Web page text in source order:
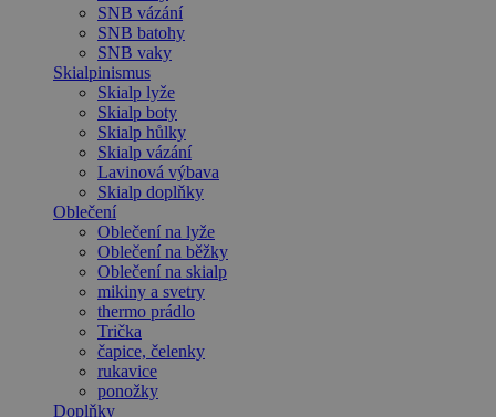
SNB vázání
SNB batohy
SNB vaky
Skialpinismus
Skialp lyže
Skialp boty
Skialp hůlky
Skialp vázání
Lavinová výbava
Skialp doplňky
Oblečení
Oblečení na lyže
Oblečení na běžky
Oblečení na skialp
mikiny a svetry
thermo prádlo
Trička
čapice, čelenky
rukavice
ponožky
Doplňky